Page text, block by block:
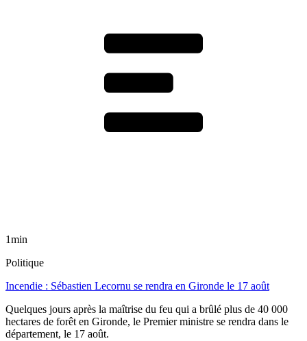
1min
Politique
Incendie : Sébastien Lecornu se rendra en Gironde le 17 août
Quelques jours après la maîtrise du feu qui a brûlé plus de 40 000
hectares de forêt en Gironde, le Premier ministre se rendra dans le
département, le 17 août.